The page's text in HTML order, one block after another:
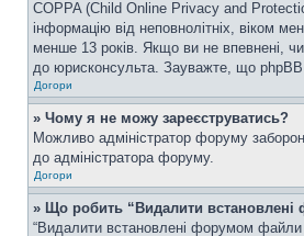
COPPA (Child Online Privacy and
інформацію від неповнолітніх, віком
менше 13 років. Якщо ви не впевнені,
до юрисконсульта. Зауважте, що phpBB
Догори
» Чому я не можу зареєструватись?
Можливо адміністратор форуму
до адміністратора форуму.
Догори
» Що робить “Видалити
“Видалити встановлені форумом файли